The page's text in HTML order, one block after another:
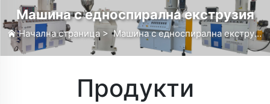
Машина с едноспирална екструзия
Начална страница >Машина с едноспирална екструзия
Продукти